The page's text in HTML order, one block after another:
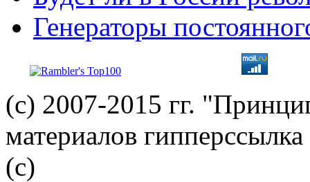
Генераторы
(с) 2007-2015 гг.
материалов гипперссылка
(c)